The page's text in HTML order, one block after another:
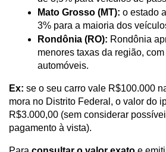
Mato Grosso (MT): o estado
3% para a maioria dos
Rondônia (RO): Rondônia
menores taxas da região,
automóveis.
Ex: se o seu carro vale R$100.000
mora no Distrito Federal, o valor do
R$3.000,00 (sem considerar
pagamento à vista).